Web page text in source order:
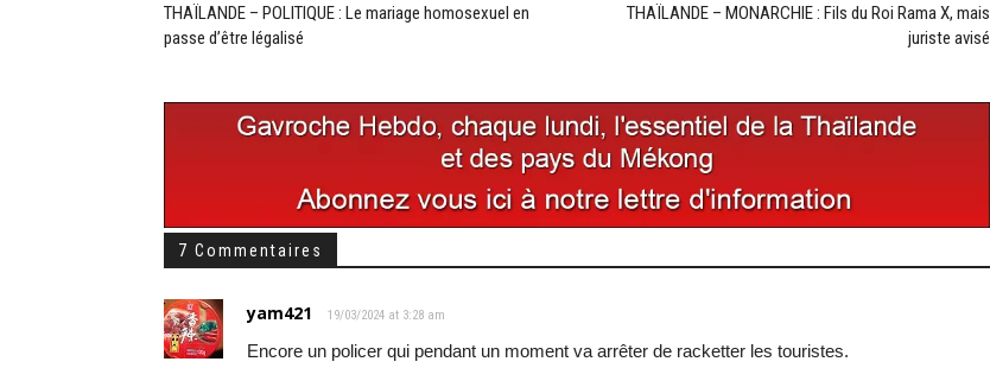
THAÏLANDE – POLITIQUE : Le mariage homosexuel en
passe d’être légalisé
THAÏLANDE – MONARCHIE : Fils du Roi Rama X, mais
juriste avisé
7 Commentaires
yam421 19/03/2024 at 3:28 am
Encore un policer qui pendant un moment va arrêter de racketter les touristes.